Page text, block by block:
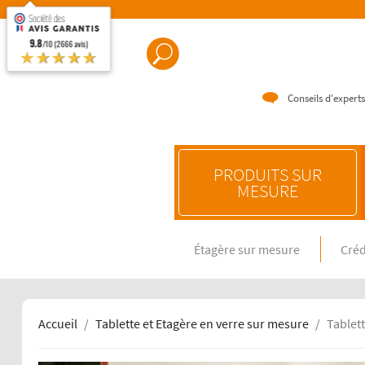
Conseils
PRODUITS SUR
MESURE
Crédence
Étagère sur mesure
Accueil Tablette et Etagère en verre sur mesure
9.8/10 (2666 avis)
★★★★★